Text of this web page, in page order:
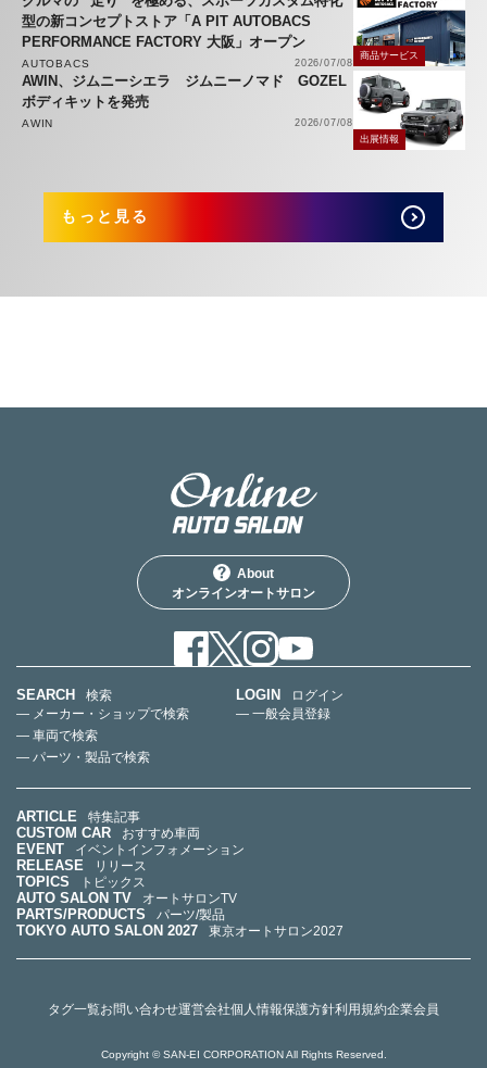
型の新コンセプトストア「A PIT AUTOBACS
PERFORMANCE FACTORY 大阪」オープン
AUTOBACS 2026/07/08
商品サービス
AWIN、ジムニーシエラ ジムニーノマド GOZEL
ボディキットを発売
AWIN
2026/07/08
出展情報
もっと見る
About
オンラインオートサロン
SEARCH
検索
— メーカー・ショップで検索
— 車両で検索
— パーツ・製品で検索
LOGIN
ログイン
— 一般会員登録
ARTICLE 特集記事
CUSTOM CAR おすすめ車両
EVENT イベントインフォメーション
RELEASE リリース
TOPICS トピックス
AUTO SALON TV オートサロンTV
PARTS/PRODUCTS パーツ/製品
TOKYO AUTO SALON 2027 東京オートサロン2027
タグ一覧お問い合わせ運営会社個人情報保護方針利用規約企業会員
Copyright © SAN-EI CORPORATION All Rights Reserved.